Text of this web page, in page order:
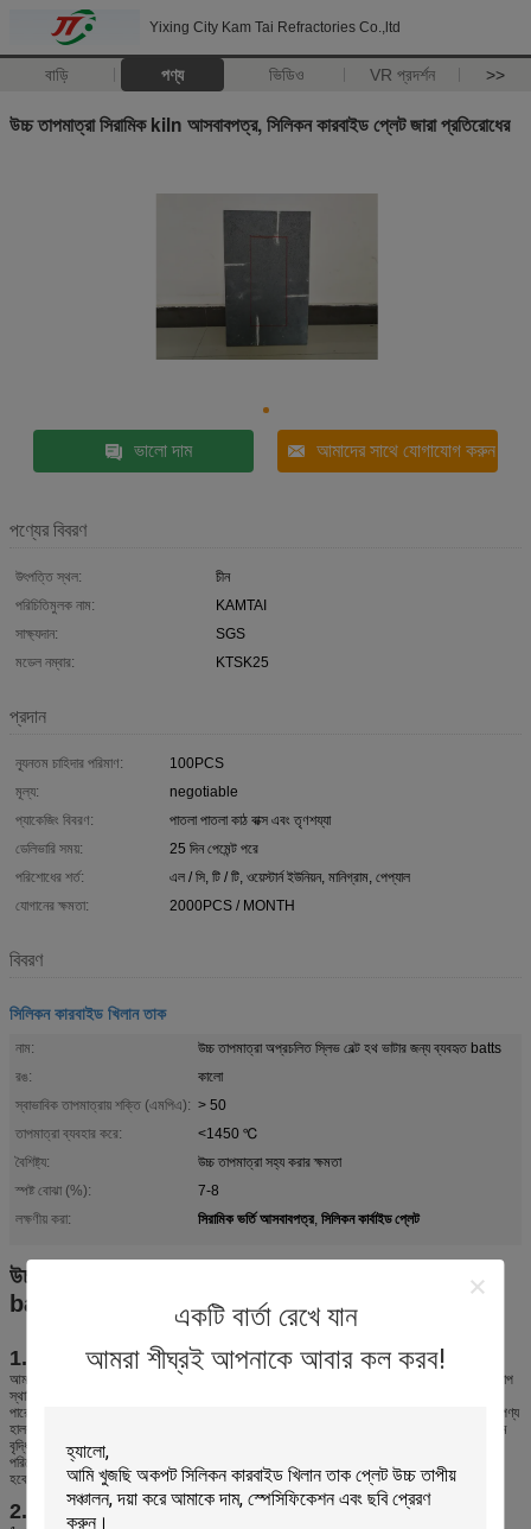
Yixing City Kam Tai Refractories Co.,ltd
বাড়ি পণ্য ভিডিও VR প্রদর্শন >>
একটি বার্তা রেখে যান
আমরা শীঘ্রই আপনাকে আবার কল করব!
উচ্চ তাপমাত্রা সিরামিক kiln আসবাবপত্র, সিলিকন কারবাইড প্লেট জারা প্রতিরোধের
ভালো দাম আমাদের সাথে যোগাযোগ করুন
পণ্যের বিবরণ
উৎপত্তি স্থল:
চীন
পরিচিতিমুলক নাম:
KAMTAI
সাক্ষ্যদান:
SGS
মডেল নম্বার:
KTSK25
প্রদান
ন্যূনতম চাহিদার পরিমাণ:
100PCS
মূল্য:
negotiable
প্যাকেজিং বিবরণ:
পাতলা পাতলা কাঠ বাক্স এবং তৃণশয্যা
ডেলিভারি সময়:
25 দিন পেমেন্ট পরে
পরিশোধের শর্ত:
এল / সি, টি / টি, ওয়েস্টার্ন ইউনিয়ন, মানিগ্রাম, পেপ্যাল
যোগানের ক্ষমতা:
2000PCS / MONTH
বিবরণ
সিলিকন কারবাইড খিলান তাক
নাম:
উচ্চ তাপমাত্রা অপ্রচলিত স্লিভ বেল্ট হথ ভাটার জন্য ব্যবহৃত batts
রঙ:
কালো
স্বাভাবিক তাপমাত্রায় শক্তি (এমপিএ): > 50
তাপমাত্রা ব্যবহার করে:
<1450 ℃
বৈশিষ্ট্য:
উচ্চ তাপমাত্রা সহ্য করার ক্ষমতা
স্পষ্ট বোঝা (%):
7-8
লক্ষণীয় করা:
সিরামিক ভর্তি আসবাবপত্র, সিলিকন কার্বাইড প্লেট
উচ্চ তাপমাত্রা অপ্রচলিত স্লিভ বেল্ট হথ ভাটার জন্য ব্যবহৃত
batts
1. বিবরণ
আমাদের সিনিয়র সিক batts উচ্চ তাপমাত্রা ভাল তাপ স্থায়িত্ব, উচ্চ যান্ত্রিক শক্তি, উচ্চ তাপমাত্রায় চমৎকার তাপ
স্থায়িত্ব এবং বিকৃতি প্রতিরোধের প্রস্তাব করতে পারেন। এটা দৈনিক সিরামিক ব্যাপকভাবে ব্যবহার করা যেতে
পারে, যেমন প্রসারিত সিরামিক, সাদা সিরামিক এবং উচ্চ বর্গ সিরামিক। 1400 ডিগ্রী সেন্টিগ্রেডের মাধ্যমে, এর পণ্য
হালকা, উজ্জ্বল এবং সাদা নীল আবেগ অনুভব করতে পারে। আমাদের সিক batts শক্তির সঞ্চয় এবং ভাঁজ ভলিউম
বৃদ্ধি করতে পারে; সুতরাং এটি দক্ষতা এবং অর্থনীতি বৃদ্ধি করতে পারেন একই সময়ে, আমাদের ভাতু আসবাবপত্র
পরিবেশের জন্য নির্দোষ। মানের পণ্য এবং সৎ সহযোগিতার মাধ্যমে, আমরা আপনাকে সুফল এবং বিশ্বাস আনতে
হবে।
2. আমাদের SiC Batts নিম্নলিখিত বৈশিষ্ট্য আছে